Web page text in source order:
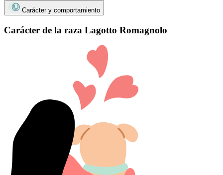
Carácter y comportamiento
Carácter de la raza Lagotto Romagnolo